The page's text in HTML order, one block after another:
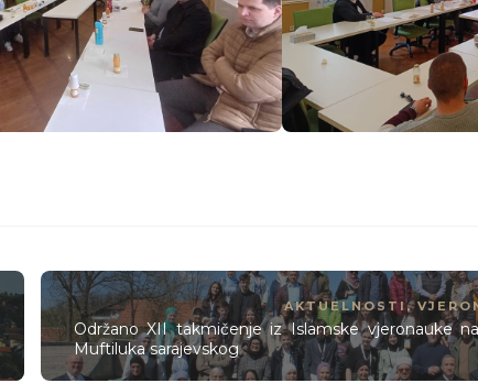
AKTUELNOSTI,
Održano XII takmičenje iz Islamske vjeronauke
Muftiluka sarajevskog